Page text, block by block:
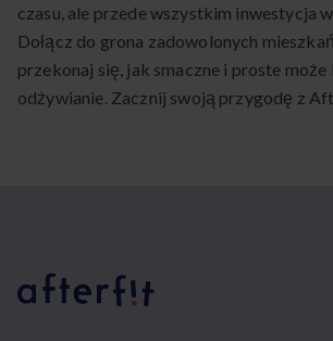
czasu, ale przede wszystkim inwestycja
Dołącz do grona zadowolonych
przekonaj się, jak smaczne i proste
odżywianie. Zacznij swoją przygodę z